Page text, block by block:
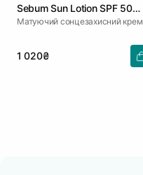
Sebum Sun Lotion SPF 50
PA++++ 50 мл
Матуючий сонцезахисний крем
1 020₴